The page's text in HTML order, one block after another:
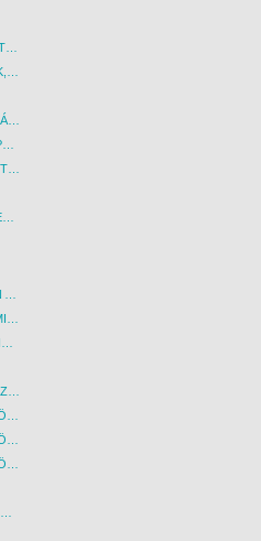
KÖZVETLEN TENGERPARTI SZÁLLÁSOK
ALL INCLUSIVE UTAZÁSOK, NYARALÁSOK
BUSZOS VÁROSLÁTOGATÁSOK
BUSZOS GYEREKBARÁT PROGRAMOK
BUSZOS TÚRÁK, GYALOGTÚRÁK
CSAK FELNŐTT VENDÉGEKET FOGADÓ SZÁLLÁSOK
BUDAVÁR TOURS MINDEN AKCIÓS ÚT
BUDAVÁR TOURS FIRST MINUTE AKCIÓS UTAK
BUDAVÁR TOURS LAST MINUTE AKCIÓS UTAK
50 000 - 100 000 FT/FŐ KÖZÖTT
100 000 - 150 000 FT/FŐ KÖZÖTT
150 000 - 200 000 FT/FŐ KÖZÖTT
200 000 - 300 000 FT/FŐ KÖZÖTT
LUXUS- ÉS KÜLÖNLEGES UTAK